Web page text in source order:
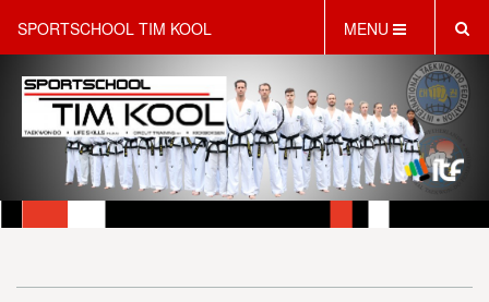
SPORTSCHOOL TIM KOOL MENU
HOME
INFORMATIE
LESAANBOD
ROOSTER
KINDERFEESTJES